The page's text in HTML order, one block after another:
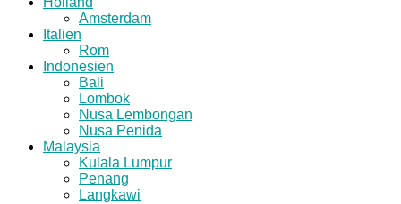
Amsterdam
Italien
Rom
Indonesien
Bali
Lombok
Nusa Lembongan
Nusa Penida
Malaysia
Kulala Lumpur
Penang
Langkawi